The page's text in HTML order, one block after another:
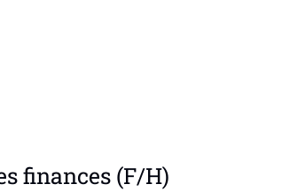
finances (F/H)